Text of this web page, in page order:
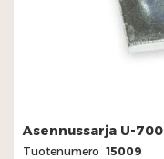
Asennussarja U-700
Tuotenumero 15009